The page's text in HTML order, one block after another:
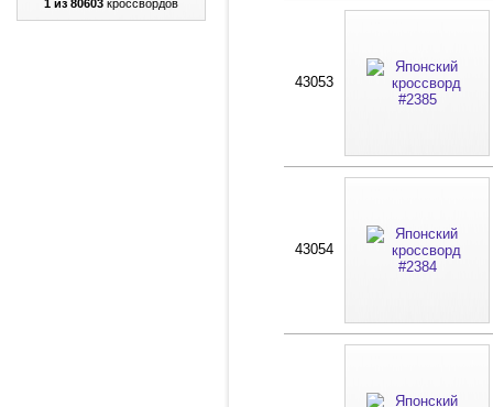
1 из 80603 кроссвордов
43053
43054